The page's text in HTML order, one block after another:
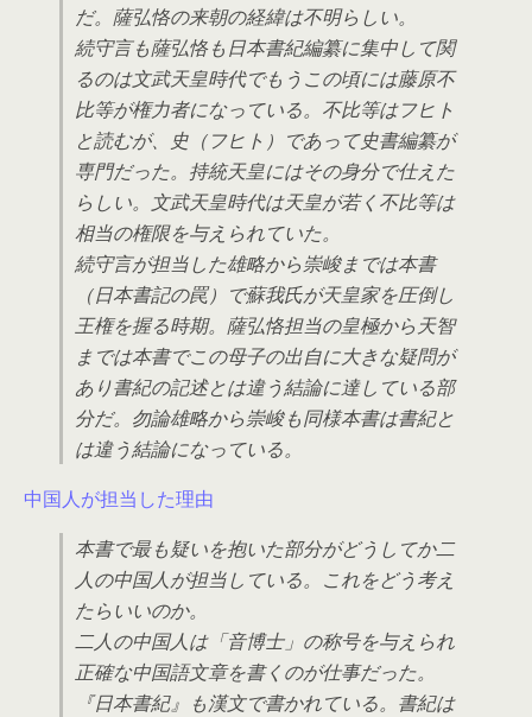
だ。薩弘恪の来朝の経緯は不明らしい。
続守言も薩弘恪も日本書紀編纂に集中して関
るのは文武天皇時代でもうこの頃には藤原不
比等が権力者になっている。不比等はフヒト
と読むが、史（フヒト）であって史書編纂が
専門だった。持統天皇にはその身分で仕えた
らしい。文武天皇時代は天皇が若く不比等は
相当の権限を与えられていた。
続守言が担当した雄略から崇峻までは本書
（日本書記の罠）で蘇我氏が天皇家を圧倒し
王権を握る時期。薩弘恪担当の皇極から天智
までは本書でこの母子の出自に大きな疑問が
あり書紀の記述とは違う結論に達している部
分だ。勿論雄略から崇峻も同様本書は書紀と
は違う結論になっている。
中国人が担当した理由
本書で最も疑いを抱いた部分がどうしてか二
人の中国人が担当している。これをどう考え
たらいいのか。
二人の中国人は「音博士」の称号を与えられ
正確な中国語文章を書くのが仕事だった。
『日本書紀』も漢文で書かれている。書紀は